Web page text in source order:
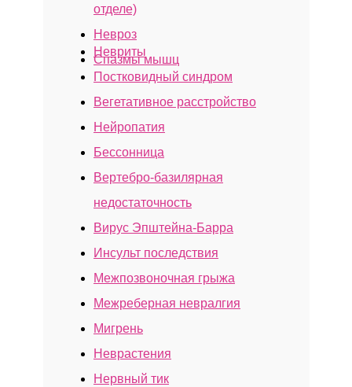
Невриты
Постковидный синдром
Вегетативное расстройство
Нейропатия
Бессонница
Вертебро-базилярная
недостаточность
Вирус Эпштейна-Барра
Инсульт последствия
Межпозвоночная грыжа
Межреберная невралгия
Мигрень
Неврастения
Нервный тик
отделе)
Невроз
Спазмы мышц